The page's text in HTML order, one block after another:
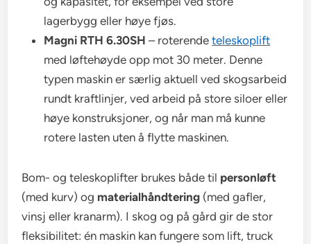
lagerbygg eller høye fjøs.
Magni RTH 6.30SH – roterendeteleskoplift
med løftehøyde opp mot 30 meter. Denne
typen maskin er særlig aktuell ved skogsarbeid
rundt kraftlinjer, ved arbeid på store siloer eller
høye konstruksjoner, og når man må kunne
rotere lasten uten å flytte maskinen.
Bom- og teleskoplifter brukes både til personløft
(med kurv) og materialhåndtering (med gafler,
vinsj eller kranarm). I skog og på gård gir de stor
fleksibilitet: én maskin kan fungere som lift, truck